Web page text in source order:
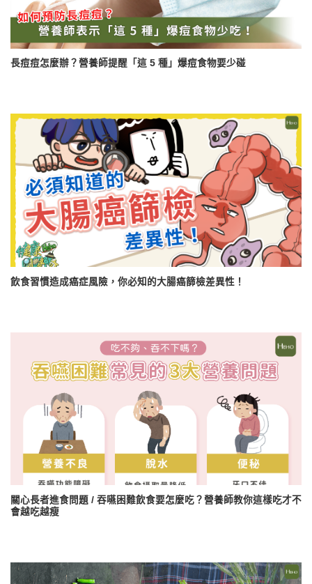
長痘痘怎麼辦？營養師提醒「這 5 種」爆痘食物要少碰
飲食習慣造成癌症風險，你必知的大腸癌篩檢差異性！
關心長者進食問題 / 吞嚥困難飲食要怎麼吃？營養師教你這樣吃才不
會越吃越瘦